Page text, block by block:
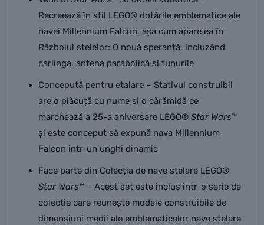
Recreează în stil LEGO® dotările emblematice ale
navei Millennium Falcon, așa cum apare ea în
Războiul stelelor: O nouă speranță, incluzând
carlinga, antena parabolică și tunurile
Concepută pentru etalare – Stativul construibil
are o plăcuță cu nume și o cărămidă ce
marchează a 25-a aniversare LEGO® Star Wars™
și este conceput să expună nava Millennium
Falcon într-un unghi dinamic
Face parte din Colecția de nave stelare LEGO®
Star Wars™ – Acest set este inclus într-o serie de
colecție care reunește modele construibile de
dimensiuni medii ale emblematicelor nave stelare